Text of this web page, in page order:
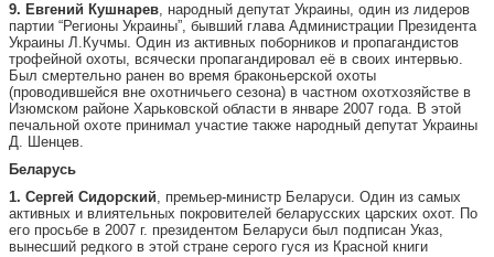
9. Евгений Кушнарев, народный депутат Украины, один из лидеров
партии “Регионы Украины”, бывший глава Администрации Президента
Украины Л.Кучмы. Один из активных поборников и пропагандистов
трофейной охоты, всячески пропагандировал её в своих интервью.
Был смертельно ранен во время браконьерской охоты
(проводившейся вне охотничьего сезона) в частном охотхозяйстве в
Изюмском районе Харьковской области в январе 2007 года. В этой
печальной охоте принимал участие также народный депутат Украины
Д. Шенцев.
Беларусь
1. Сергей Сидорский, премьер-министр Беларуси. Один из самых
активных и влиятельных покровителей беларусских царских охот. По
его просьбе в 2007 г. президентом Беларуси был подписан Указ,
вынесший редкого в этой стране серого гуся из Красной книги